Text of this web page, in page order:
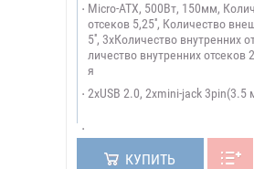
Micro-ATX, 500Вт, 150мм,
отсеков 5,25'', Количество
5'', 3xКоличество внутренних
личество внутренних отсеков
я
2xUSB 2.0, 2xmini-jack 3pin(3.5
КУПИТЬ